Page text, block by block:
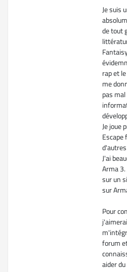
Je suis
de tout
rap et
me
pas
Je joue
Escape
J'ai
Arma
sur un
sur
Pour
forum
aider